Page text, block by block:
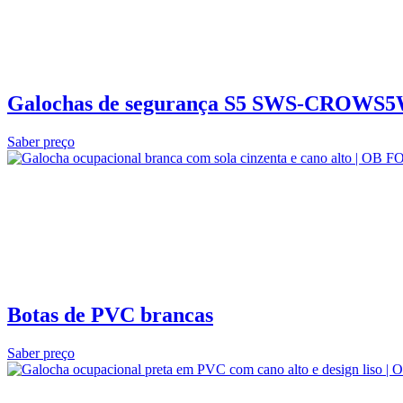
Galochas de segurança S5
Saber preço
Botas de PVC brancas
Saber preço